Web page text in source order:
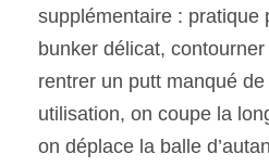
supplémentaire : pratique
bunker délicat,
rentrer un putt manqué
utilisation, on coupe la
on déplace la balle